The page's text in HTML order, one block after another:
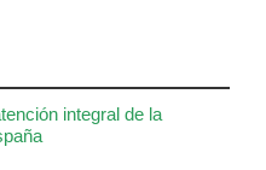
integral de la